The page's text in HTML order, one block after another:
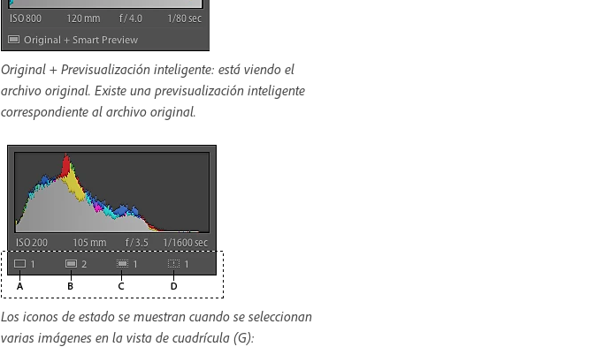
Original + Previsualización inteligente: está viendo el
archivo original. Existe una previsualización inteligente
correspondiente al archivo original.
Los iconos de estado se muestran cuando se seleccionan
varias imágenes en la vista de cuadrícula (G):